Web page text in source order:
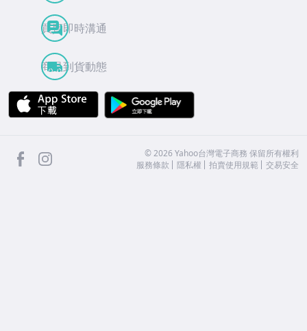
買賣即時溝通
商品到貨動態
APP Store
facebook ©2026 Yahoo台灣電子商務 保留所有權利
服務條款
隱私權 拍賣使用規範 交易安全